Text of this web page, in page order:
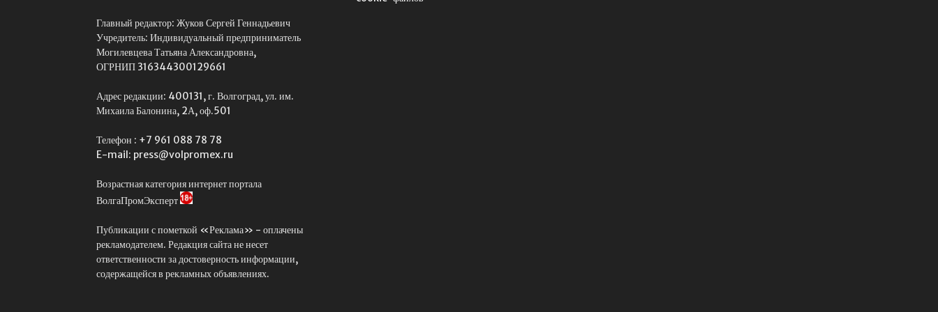
Главный редактор: Жуков Сергей Геннадьевич
Учредитель: Индивидуальный предприниматель
Могилевцева Татьяна Александровна,
ОГРНИП 316344300129661
Адрес редакции: 400131, г. Волгоград, ул. им.
Михаила Балонина, 2А, оф.501
Телефон : +7 961 088 78 78
E-mail: press@volpromex.ru
Возрастная категория интернет портала
ВолгаПромЭксперт
Публикации с пометкой «Реклама» - оплачены
рекламодателем. Редакция сайта не несет
ответственности за достоверность информации,
содержащейся в рекламных объявлениях.